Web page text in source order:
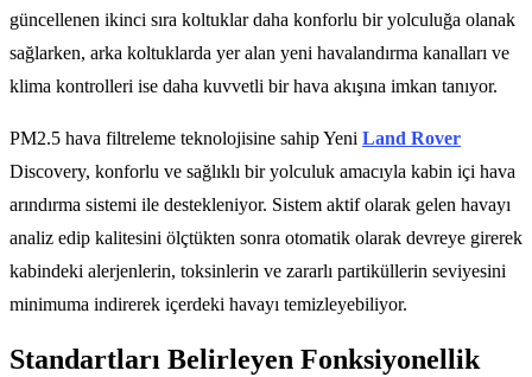
güncellenen ikinci sıra koltuklar daha konforlu bir yolculuğa olanak
sağlarken, arka koltuklarda yer alan yeni havalandırma kanalları ve
klima kontrolleri ise daha kuvvetli bir hava akışına imkan tanıyor.
PM2.5 hava filtreleme teknolojisine sahip Yeni Land Rover
Discovery, konforlu ve sağlıklı bir yolculuk amacıyla kabin içi hava
arındırma sistemi ile destekleniyor. Sistem aktif olarak gelen havayı
analiz edip kalitesini ölçtükten sonra otomatik olarak devreye girerek
kabindeki alerjenlerin, toksinlerin ve zararlı partiküllerin seviyesini
minimuma indirerek içerdeki havayı temizleyebiliyor.
Standartları Belirleyen Fonksiyonellik